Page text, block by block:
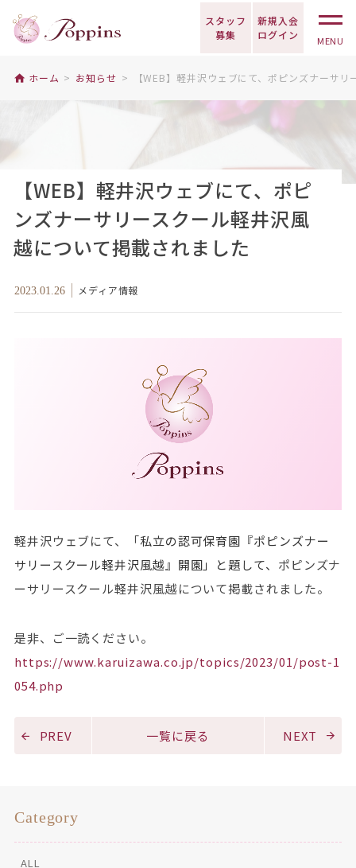
スタッフ
募集
新規入会
ログイン
MENU
ホーム お知らせ 【WEB】軽井沢ウェブにて、ポピンズナーサ
【WEB】軽井沢ウェブにて、ポピ
ンズナーサリースクール軽井沢風
越について掲載されました
2023.01.26 メディア情報
軽井沢ウェブにて、「私立の認可保育園『ポピンズナー
サリースクール軽井沢風越』開園」と題して、 ポピンズナ
ーサリースクール軽井沢風越について掲載されました。
是非、ご一読ください。
https://www.karuizawa.co.jp/topics/2023/01/post-1
054.php
PREV 一覧に戻る NEXT
Category
ALL